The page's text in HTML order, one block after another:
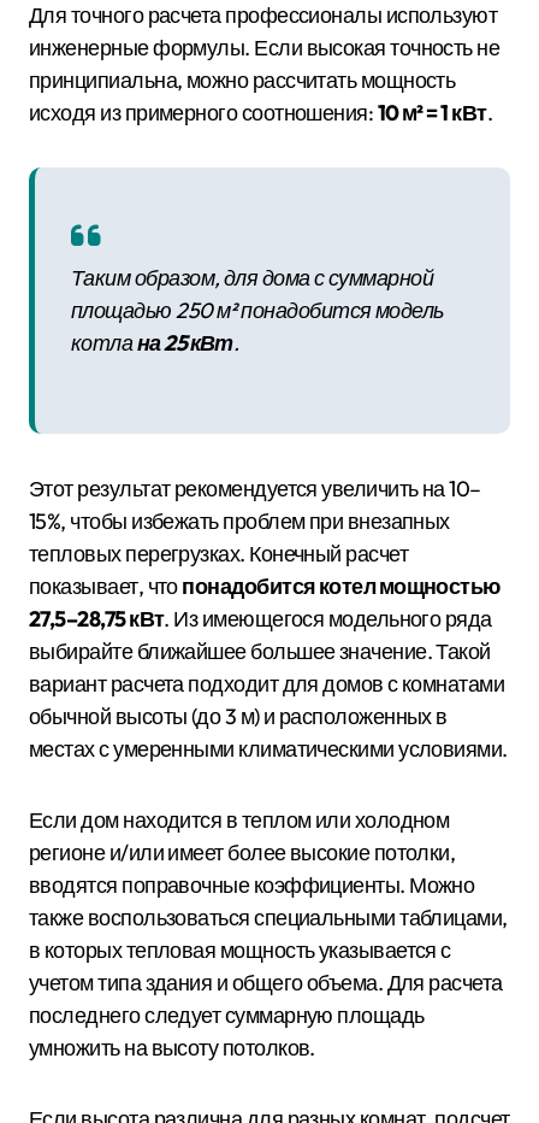
Для точного расчета профессионалы используют
инженерные формулы. Если высокая точность не
принципиальна, можно рассчитать мощность
исходя из примерного соотношения:10 м² = 1 кВт.
Таким образом, для дома с суммарной
площадью 250 м² понадобится модель
котлана 25 кВт.
Этот результат рекомендуется увеличить на 10–
15%, чтобы избежать проблем при внезапных
тепловых перегрузках. Конечный расчет
показывает, чтопонадобится котел мощностью
27,5–28,75 кВт. Из имеющегося модельного ряда
выбирайте ближайшее большее значение. Такой
вариант расчета подходит для домов с комнатами
обычной высоты (до 3 м) и расположенных в
местах с умеренными климатическими условиями.
Если дом находится в теплом или холодном
регионе и/или имеет более высокие потолки,
вводятся поправочные коэффициенты. Можно
также воспользоваться специальными таблицами,
в которых тепловая мощность указывается с
учетом типа здания и общего объема. Для расчета
последнего следует суммарную площадь
умножить на высоту потолков.